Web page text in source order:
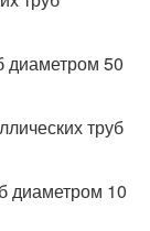
диаметром 50
труб
диаметром 10